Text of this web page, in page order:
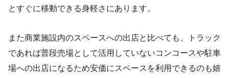
とすぐに移動できる身軽さにあります。
また商業施設内のスペースへの出店と比べても、トラック
であれば普段売場として活用していないコンコースや駐車
場への出店になるため安価にスペースを利用できるのも嬉